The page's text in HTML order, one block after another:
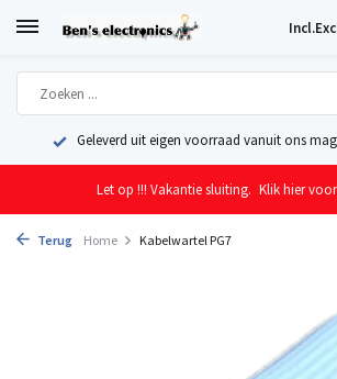
Incl.
Geleverd uit eigen voorraad vanuit ons
Let op !!! Vakantie sluiting. Klik hier
Terug Home Kabelwartel PG7